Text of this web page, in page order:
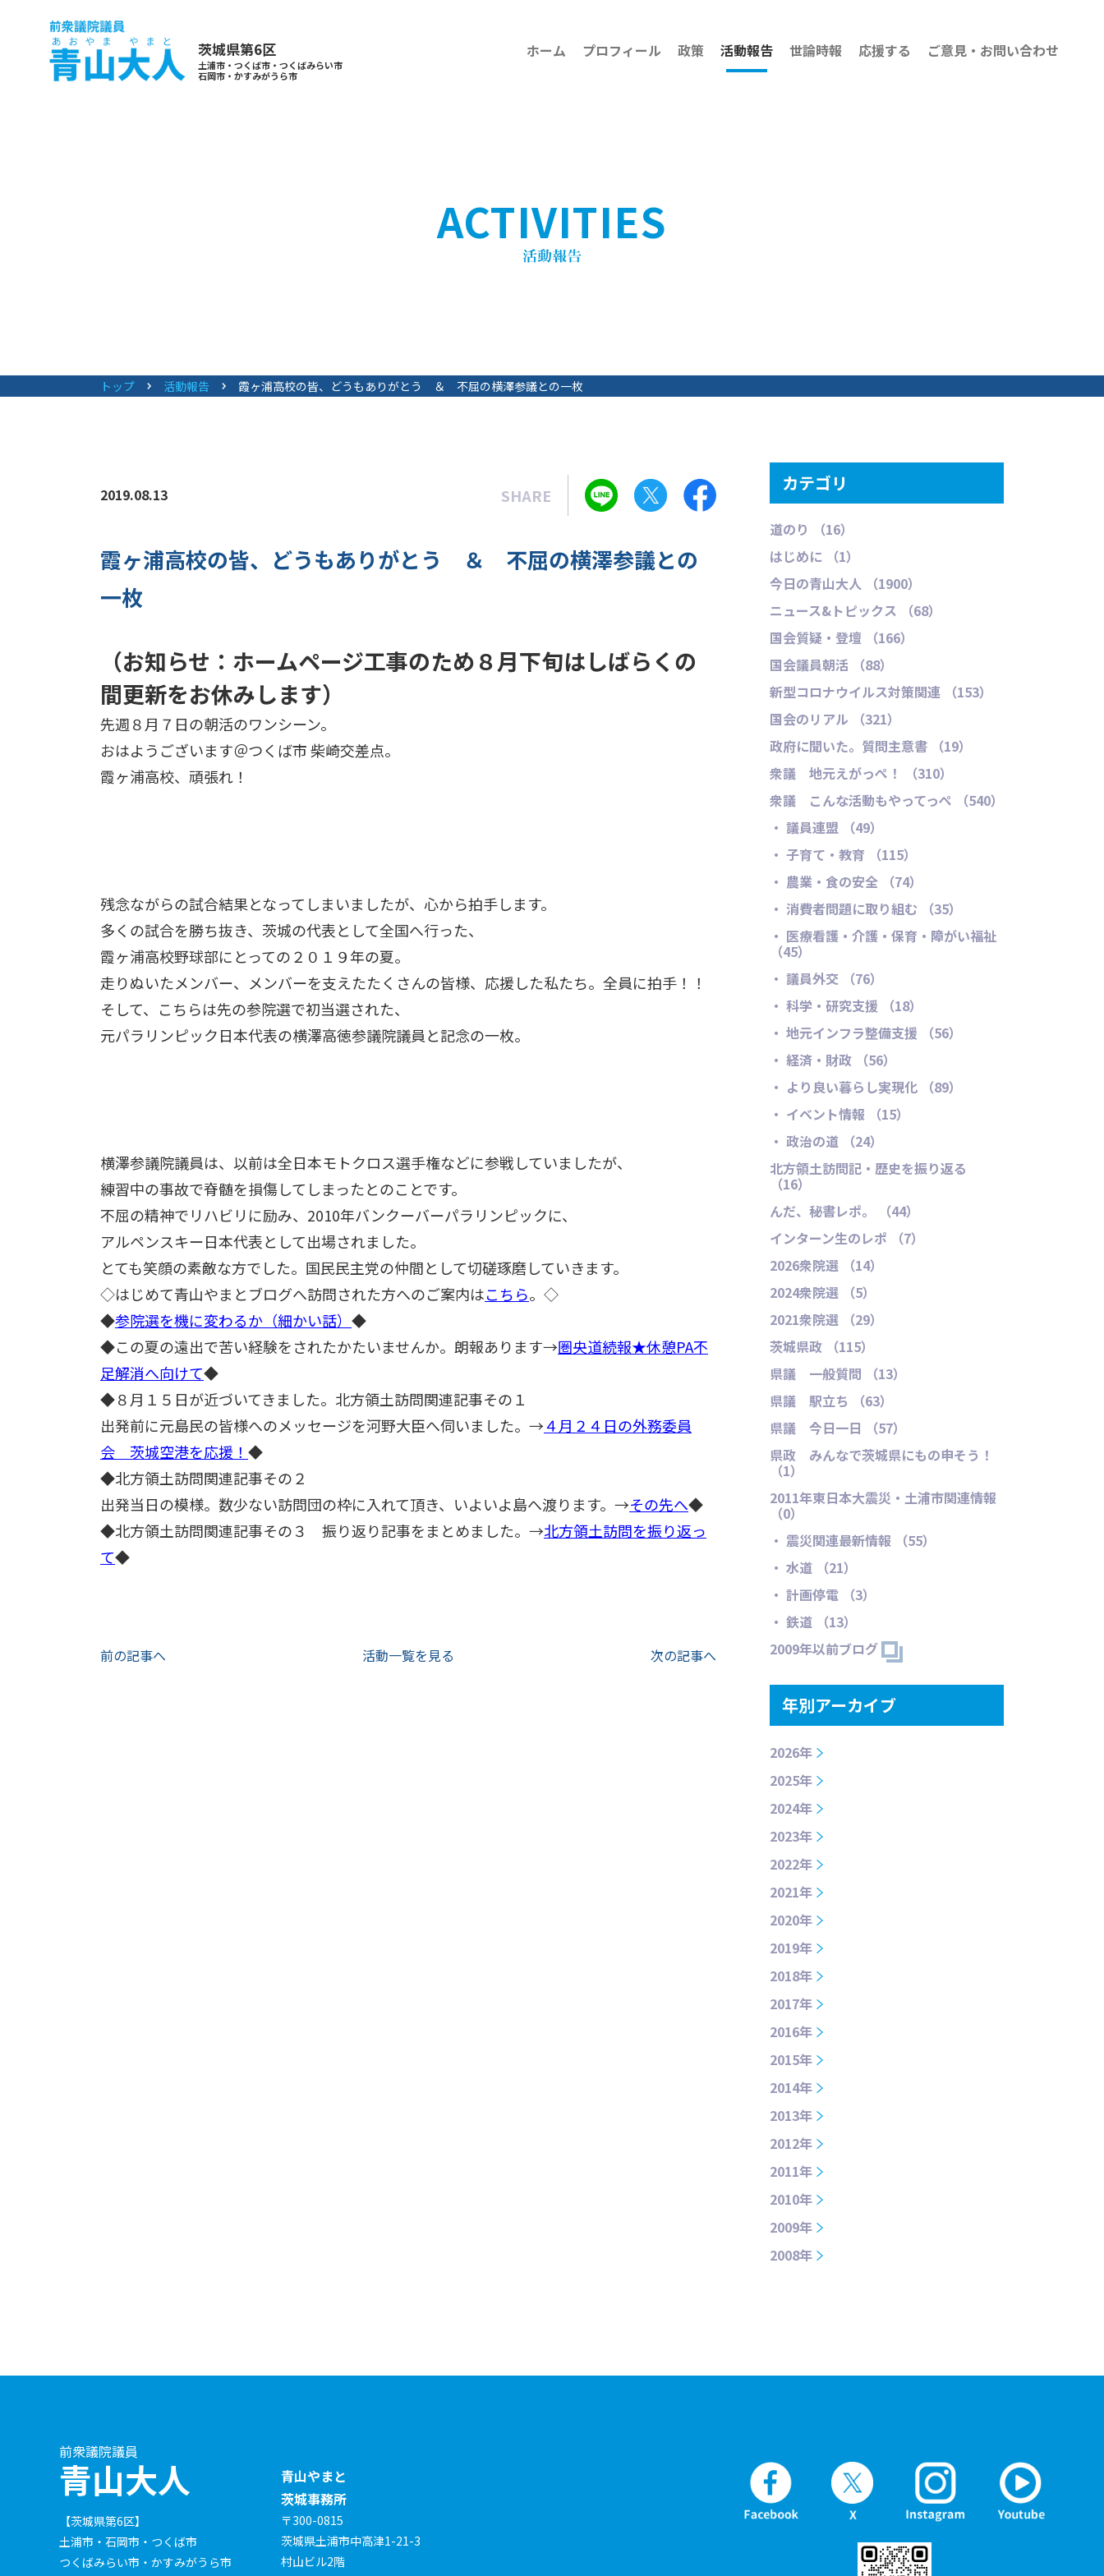
茨城県第6区
土浦市・つくば市・つくばみらい市
石岡市・かすみがうら市
ホーム プロフィール 政策 活動報告 世論時報 応援する ご意見・お問い合わせ
ACTIVITIES
トップ 活動報告 霞ヶ浦高校の皆、どうもありがとう ＆ 不屈の横澤参議との一枚
2019.08.13 SHARE
霞ヶ浦高校の皆、どうもありがとう ＆ 不屈の横澤参議との
一枚
（お知らせ：ホームページ工事のため８月下旬はしばらくの
間更新をお休みします）
先週８月７日の朝活のワンシーン。
おはようございます＠つくば市 柴崎交差点。
霞ヶ浦高校、頑張れ！
残念ながらの試合結果となってしまいましたが、心から拍手します。
多くの試合を勝ち抜き、茨城の代表として全国へ行った、
霞ヶ浦高校野球部にとっての２０１９年の夏。
走りぬいたメンバー、メンバーを支えたたくさんの皆様、応援した私たち。全員に拍手！！
そして、こちらは先の参院選で初当選された、
元パラリンピック日本代表の横澤高徳参議院議員と記念の一枚。
横澤参議院議員は、以前は全日本モトクロス選手権などに参戦していましたが、
練習中の事故で脊髄を損傷してしまったとのことです。
不屈の精神でリハビリに励み、2010年バンクーバーパラリンピックに、
アルペンスキー日本代表として出場されました。
とても笑顔の素敵な方でした。国民民主党の仲間として切磋琢磨していきます。
◇はじめて青山やまとブログへ訪問された方へのご案内はこちら。◇
◆参院選を機に変わるか（細かい話） ◆
◆この夏の遠出で苦い経験をされたかたいませんか。朗報あります→圏央道続報★休憩PA不
足解消へ向けて◆
◆８月１５日が近づいてきました。北方領土訪問関連記事その１
出発前に元島民の皆様へのメッセージを河野大臣へ伺いました。→４月２４日の外務委員
会 茨城空港を応援！ ◆
◆北方領土訪問関連記事その２
出発当日の模様。数少ない訪問団の枠に入れて頂き、いよいよ島へ渡ります。→その先へ◆
◆北方領土訪問関連記事その３ 振り返り記事をまとめました。→北方領土訪問を振り返っ
て◆
前の記事へ 活動一覧を見る 次の記事へ
カテゴリ
道のり （16）
はじめに （1）
今日の青山大人 （1900）
ニュース&トピックス （68）
国会質疑・登壇 （166）
国会議員朝活 （88）
新型コロナウイルス対策関連 （153）
国会のリアル （321）
政府に聞いた。質問主意書 （19）
衆議 地元えがっぺ！ （310）
衆議 こんな活動もやってっぺ （540）
・ 議員連盟 （49）
・ 子育て・教育 （115）
・ 農業・食の安全 （74）
・ 消費者問題に取り組む （35）
・ 医療看護・介護・保育・障がい福祉
（45）
・ 議員外交 （76）
・ 科学・研究支援 （18）
・ 地元インフラ整備支援 （56）
・ 経済・財政 （56）
・ より良い暮らし実現化 （89）
・ イベント情報 （15）
・ 政治の道 （24）
北方領土訪問記・歴史を振り返る
（16）
んだ、秘書レポ。 （44）
インターン生のレポ （7）
2026衆院選 （14）
2024衆院選 （5）
2021衆院選 （29）
茨城県政 （115）
県議 一般質問 （13）
県議 駅立ち （63）
県議 今日一日 （57）
県政 みんなで茨城県にもの申そう！
（1）
2011年東日本大震災・土浦市関連情報
（0）
・ 震災関連最新情報 （55）
・ 水道 （21）
・ 計画停電 （3）
・ 鉄道 （13）
2009年以前ブログ
年別アーカイブ
2026年
2025年
2024年
2023年
2022年
2021年
2020年
2019年
2018年
2017年
2016年
2015年
2014年
2013年
2012年
2011年
2010年
2009年
2008年
前衆議院議員
青山大人
【茨城県第6区】
土浦市・石岡市・つくば市
つくばみらい市・かすみがうら市
青山やまと
茨城事務所
〒300-0815
茨城県土浦市中高津1-21-3
村山ビル2階